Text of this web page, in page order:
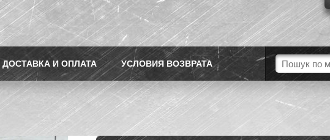
ДОСТАВКА И ОПЛАТА УСЛОВИЯ ВОЗВРАТА